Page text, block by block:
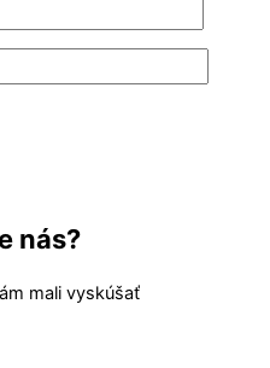
nás?
mali vyskúšať